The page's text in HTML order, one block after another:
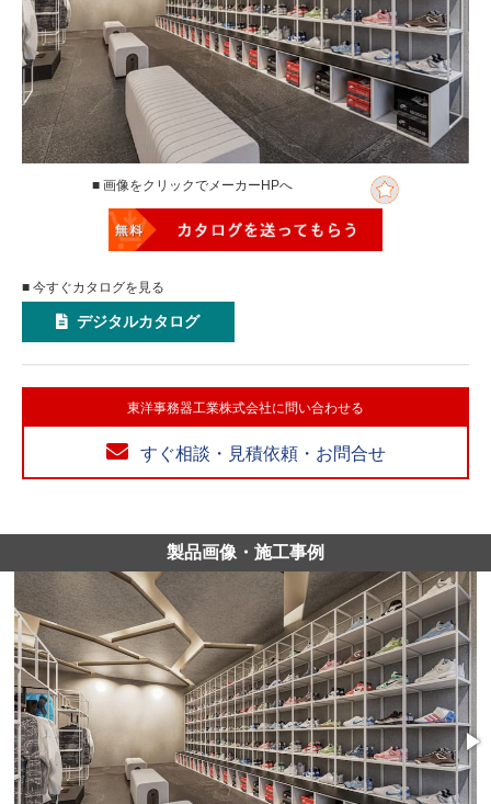
■ 画像をクリックでメーカーHPへ
■ 今すぐカタログを見る
デジタルカタログ
東洋事務器工業株式会社に問い合わせる
すぐ相談・見積依頼・お問合せ
製品画像・施工事例